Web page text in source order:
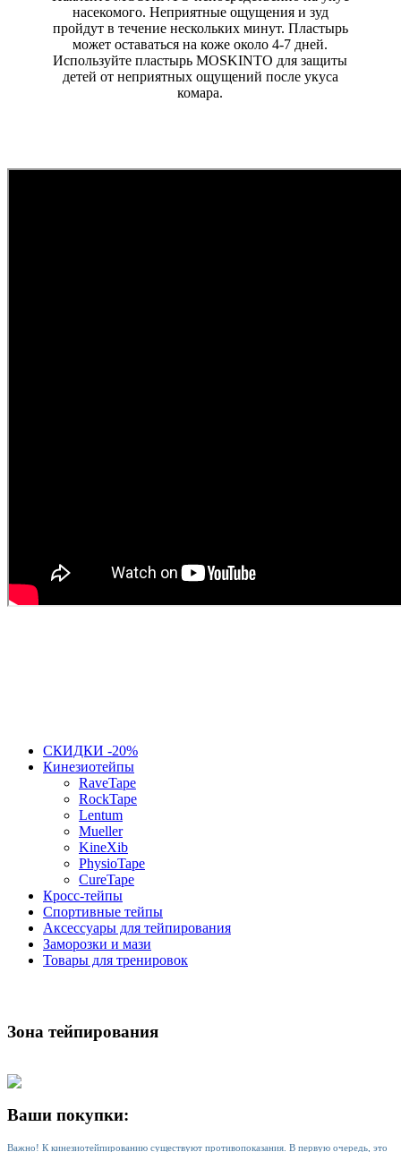
насекомого. Неприятные ощущения и зуд
пройдут в течение нескольких минут. Пластырь
может оставаться на коже около 4-7 дней.
Используйте пластырь MOSKINTO для защиты
детей от неприятных ощущений после укуса
комара.
СКИДКИ -20%
Кинезиотейпы
RaveTape
RockTape
Lentum
Mueller
KineXib
PhysioTape
CureTape
Кросс-тейпы
Спортивные тейпы
Аксессуары для тейпирования
Заморозки и мази
Товары для тренировок
Зона тейпирования
Ваши покупки:
Важно! К кинезиотейпированию существуют противопоказания. В первую очередь, это